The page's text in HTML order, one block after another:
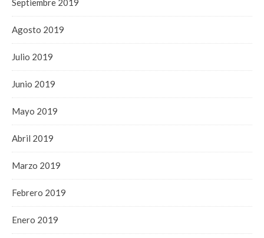
Septiembre 2019
Agosto 2019
Julio 2019
Junio 2019
Mayo 2019
Abril 2019
Marzo 2019
Febrero 2019
Enero 2019